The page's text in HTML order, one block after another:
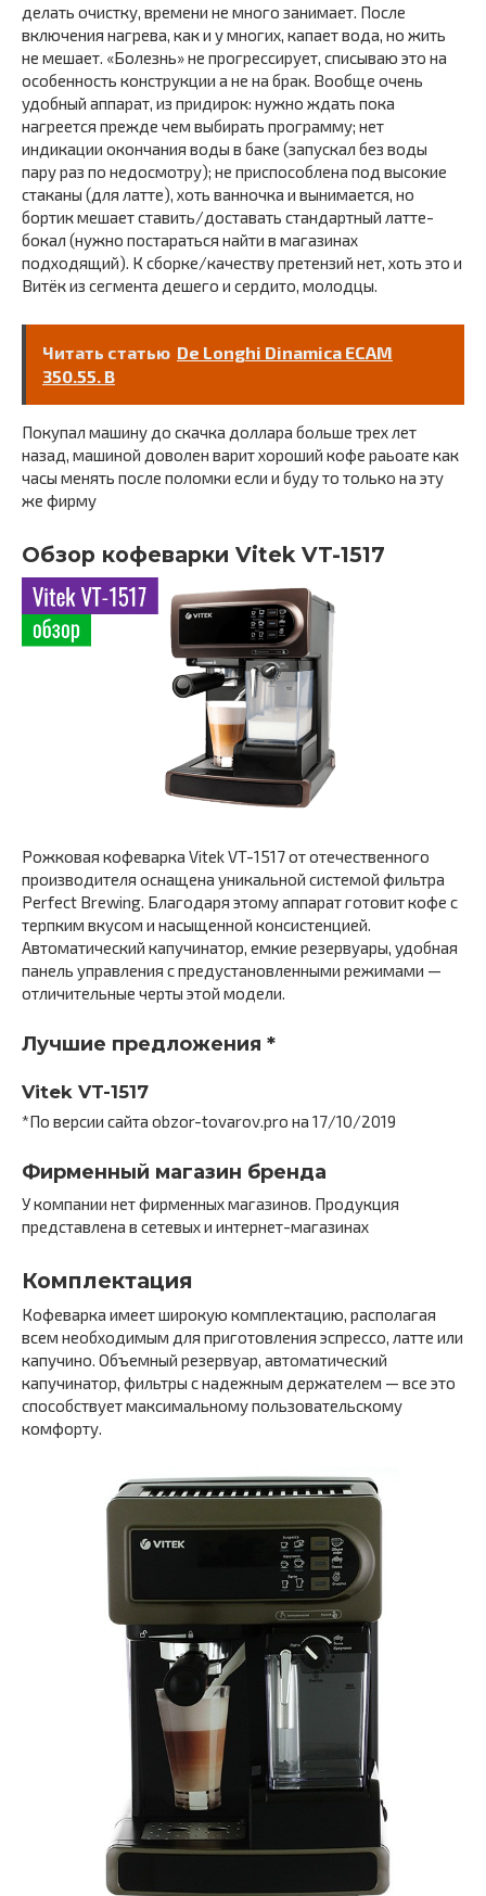
делать очистку, времени не много занимает. После
включения нагрева, как и у многих, капает вода, но жить
не мешает. «Болезнь» не прогрессирует, списываю это на
особенность конструкции а не на брак. Вообще очень
удобный аппарат, из придирок: нужно ждать пока
нагреется прежде чем выбирать программу; нет
индикации окончания воды в баке (запускал без воды
пару раз по недосмотру); не приспособлена под высокие
стаканы (для латте), хоть ванночка и вынимается, но
бортик мешает ставить/доставать стандартный латте-
бокал (нужно постараться найти в магазинах
подходящий). К сборке/качеству претензий нет, хоть это и
Витёк из сегмента дешего и сердито, молодцы.
Читать статью De Longhi Dinamica ECAM
350.55. B
Покупал машину до скачка доллара больше трех лет
назад, машиной доволен варит хороший кофе раьоате как
часы менять после поломки если и буду то только на эту
же фирму
Обзор кофеварки Vitek VT-1517
Рожковая кофеварка Vitek VT-1517 от отечественного
производителя оснащена уникальной системой фильтра
Perfect Brewing. Благодаря этому аппарат готовит кофе с
терпким вкусом и насыщенной консистенцией.
Автоматический капучинатор, емкие резервуары, удобная
панель управления с предустановленными режимами —
отличительные черты этой модели.
Лучшие предложения *
Vitek VT-1517
*По версии сайта obzor-tovarov.pro на 17/10/2019
Фирменный магазин бренда
У компании нет фирменных магазинов. Продукция
представлена в сетевых и интернет-магазинах
Комплектация
Кофеварка имеет широкую комплектацию, располагая
всем необходимым для приготовления эспрессо, латте или
капучино. Объемный резервуар, автоматический
капучинатор, фильтры с надежным держателем — все это
способствует максимальному пользовательскому
комфорту.